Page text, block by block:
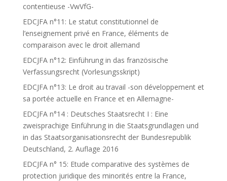
contentieuse -VwVfG-
EDCJFA n°11: Le statut constitutionnel de
l’enseignement privé en France, éléments de
comparaison avec le droit allemand
EDCJFA n°12: Einführung in das französische
Verfassungsrecht (Vorlesungsskript)
EDCJFA n°13: Le droit au travail -son développement et
sa portée actuelle en France et en Allemagne-
EDCJFA n°14 : Deutsches Staatsrecht I : Eine
zweisprachige Einführung in die Staatsgrundlagen und
in das Staatsorganisationsrecht der Bundesrepublik
Deutschland, 2. Auflage 2016
EDCJFA n° 15: Etude comparative des systèmes de
protection juridique des minorités entre la France,